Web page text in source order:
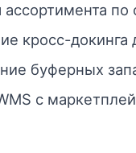
ассортимента
кросс-
буферных
с